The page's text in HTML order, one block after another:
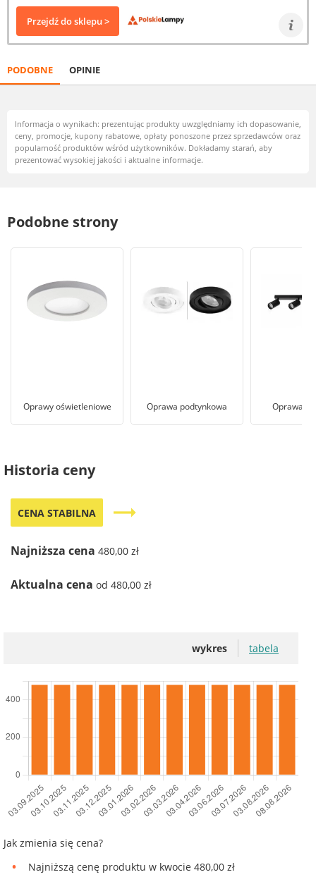
Przejdź do sklepu >
PODOBNE OPINIE
Informacja o wynikach: prezentując produkty uwzględniamy ich dopasowanie,
ceny, promocje, kupony rabatowe, opłaty ponoszone przez sprzedawców oraz
popularność produktów wśród użytkowników. Dokładamy starań, aby
prezentować wysokiej jakości i aktualne informacje.
Podobne strony
Oprawy oświetleniowe Oprawa podtynkowa Oprawa
Historia ceny
CENA STABILNA trending_flat
Najniższa cena 480,00 zł
Aktualna cena od 480,00 zł
wykres tabela
Jak zmienia się cena?
Najniższą cenę produktu w kwocie 480,00 zł